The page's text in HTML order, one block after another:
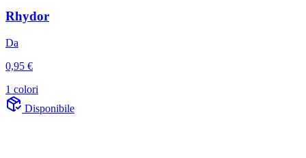
Rhydor
Da
0,95 €
1 colori
Disponibile